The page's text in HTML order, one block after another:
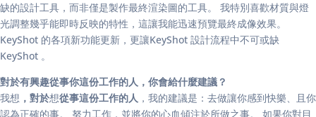
缺的設計工具，而非僅是製作最終渲染圖的工具。 我特別喜歡材質與燈
光調整幾乎能即時反映的特性，這讓我能迅速預覽最終成像效果。
KeyShot 的各項新功能更新，更讓KeyShot 設計流程中不可或缺
KeyShot 。
對於有興趣從事你這份工作的人，你會給什麼建議？
我想 ，對於想從事這份工作的人 ，我的建議是：去做讓你感到快樂、且你
認為正確的事。 努力工作，並將你的心血傾注於所做之事。 如果你對目